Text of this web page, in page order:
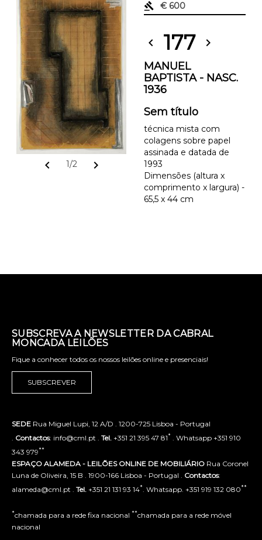
chevron_left 1/2 chevron_right
gavel
€ 600
chevron_left 177 chevron_right
MANUEL
BAPTISTA - NASC.
1936
Sem título
técnica mista com
colagens sobre papel
assinada e datada de
1993
Dimensões (altura x
comprimento x largura) -
65,5 x 44 cm
SUBSCREVA A NEWSLETTER DA CABRAL
MONCADA LEILÕES
Fique a conhecer todos os nossos leilões online e presenciais!
SUBSCREVER
SEDE Rua Miguel Lupi, 12 A/D . 1200-725 Lisboa - Portugal
Contactos: info@cml.pt . Tel. +351 21 395 47 81* . Whatsapp +351 910
343 979**
ESPAÇO ALAMEDA - LEILÕES ONLINE DE MOBILIÁRIO Rua Coronel
Luna de Oliveira, 15 B . 1900-166 Lisboa - Portugal . Contactos:
alameda@cml.pt . Tel. +351 21 131 93 14* . Whatsapp. +351 919 132 080**
*chamada para a rede fixa nacional **chamada para a rede móvel
nacional